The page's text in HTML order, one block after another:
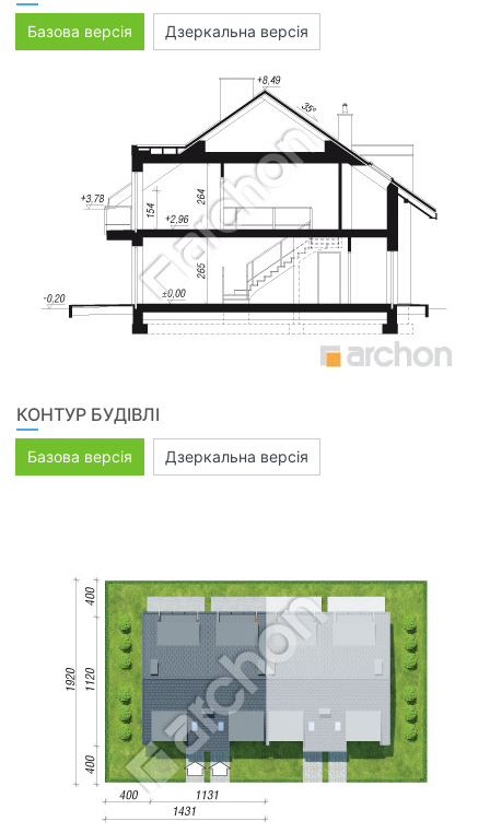
Базова версія Дзеркальна версія
КОНТУР БУДІВЛІ
Базова версія Дзеркальна версія